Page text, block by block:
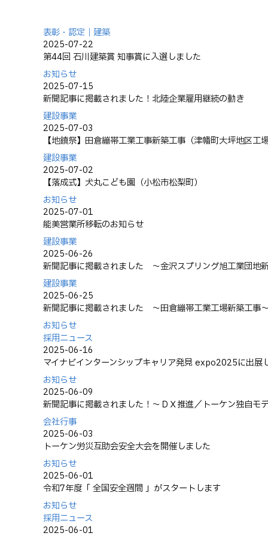
表彰・認定｜建築
2025-07-22
第44回 石川建築賞 知事賞に入選しました
お知らせ
2025-07-15
新聞記事に掲載されました！北陸企業雇用継続の動き
建設事業
2025-07-03
【地鎮祭】田倉繃帯工業工事新築工事（津幡町大坪地区工場
建設事業
2025-07-02
【落成式】犬丸こども園（小松市松梨町）
お知らせ
2025-07-01
能美営業所移転のお知らせ
建設事業
2025-06-26
新聞記事に掲載されました ～金沢スプリング旭工業団地
建設事業
2025-06-25
新聞記事に掲載されました ～田倉繃帯工業工場新築工事～
お知らせ
採用ニュース
2025-06-16
マイナビインターンシップキャリア発見 expo2025に出展
お知らせ
2025-06-09
新聞記事に掲載されました！～ＤＸ推進／トーケン独自モ
会社行事
2025-06-03
トーケン労災互助会安全大会を開催しました
お知らせ
2025-06-01
令和7年度「 全国安全週間 」がスタートします
お知らせ
採用ニュース
2025-06-01